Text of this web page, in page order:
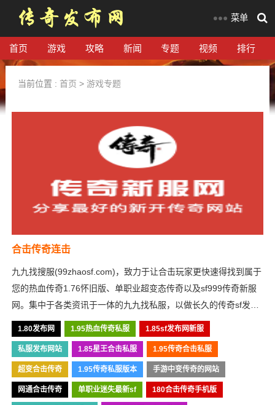
菜单
首页 游戏 攻略 新闻 专题 视频 排行
当前位置 : 首页 > 游戏专题
合击传奇连击
九九找搜服(99zhaosf.com)，致力于让合击玩家更快速得找到属于
您的热血传奇1.76怀旧版、单职业超变态传奇以及sf999传奇新服
网。集中于各类资讯于一体的九九找私服，以做长久的传奇sf发布
网为目标，我们必将战斗到底！
1.80发布网 1.95热血传奇私服 1.85sf发布网新服
私服发布网站 1.85星王合击私服 1.95传奇合击私服
超变合击传奇 1.95传奇私服版本 手游中变传奇的网站
网通合击传奇 单职业迷失最新sf 180合击传奇手机版